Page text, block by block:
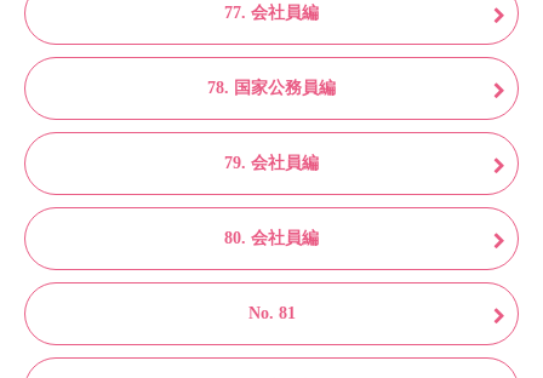
77. 会社員編
78. 国家公務員編
79. 会社員編
80. 会社員編
No. 81